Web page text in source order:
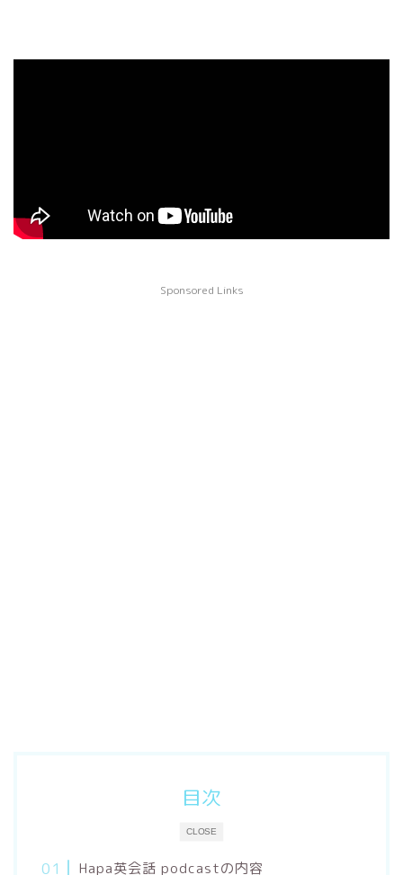
Sponsored Links
CLOSE
目次
Hapa英会話 podcastの内容